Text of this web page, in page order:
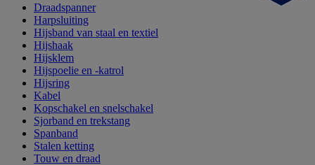
Draadspanner
Harpsluiting
Hijsband van staal en textiel
Hijshaak
Hijsklem
Hijspoelie en -katrol
Hijsring
Kabel
Kopschakel en snelschakel
Sjorband en trekstang
Spanband
Stalen ketting
Touw en draad